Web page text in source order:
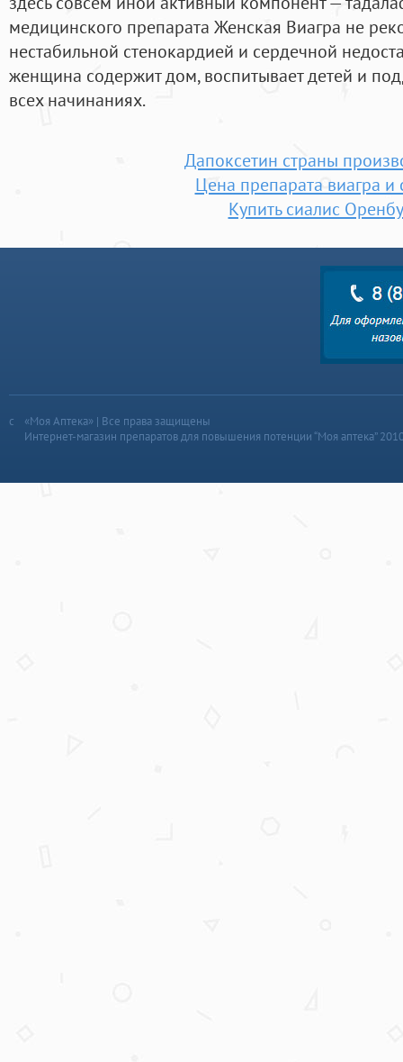
медицинского препарата Женская Виагра не
нестабильной стенокардией и сердечной
женщина содержит дом, воспитывает детей и
всех начинаниях.
Дапоксетин страны
Цена препарата виагра и
Купить сиалис
«Моя Аптека» | Все права защищены
Интернет-магазин препаратов для повышения потенции “Моя аптека”